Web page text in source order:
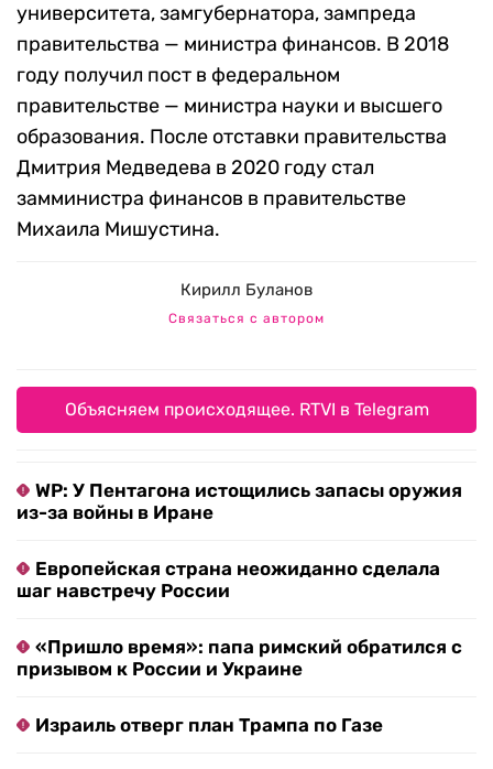
университета, замгубернатора, зампреда
правительства — министра финансов. В 2018
году получил пост в федеральном
правительстве — министра науки и высшего
образования. После отставки правительства
Дмитрия Медведева в 2020 году стал
замминистра финансов в правительстве
Михаила Мишустина.
Кирилл Буланов
Связаться с автором
Объясняем происходящее. RTVI в Telegram
WP: У Пентагона истощились запасы оружия
из-за войны в Иране
Европейская страна неожиданно сделала
шаг навстречу России
«Пришло время»: папа римский обратился с
призывом к России и Украине
Израиль отверг план Трампа по Газе